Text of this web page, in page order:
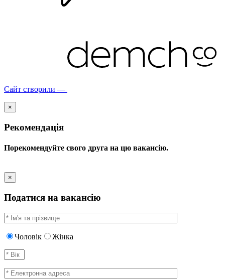
Сайт створили —
×
Рекомендація
Порекомендуйте свого друга на цю вакансію.
×
Податися на вакансію
Чоловік Жінка